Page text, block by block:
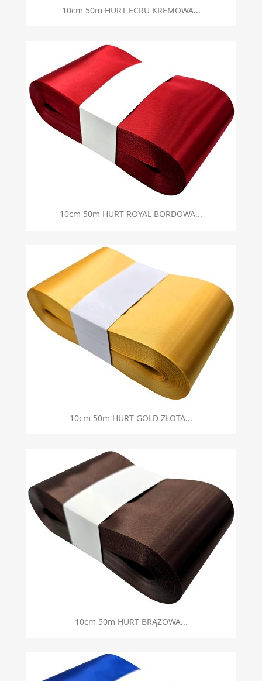
10cm 50m HURT ECRU KREMOWA...
10cm 50m HURT ROYAL BORDOWA...
10cm 50m HURT GOLD ZŁOTA...
10cm 50m HURT BRĄZOWA...